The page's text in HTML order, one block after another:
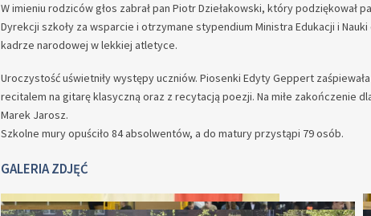
W imieniu rodziców głos zabrał pan Piotr Dziełakowski, który podziękował
Dyrekcji szkoły za wsparcie i otrzymane stypendium Ministra Edukacji i
kadrze narodowej w lekkiej atletyce.
Uroczystość uświetniły występy uczniów. Piosenki Edyty Geppert
recitalem na gitarę klasyczną oraz z recytacją poezji. Na miłe zakończenie
Marek Jarosz.
Szkolne mury opuściło 84 absolwentów, a do matury przystąpi 79 osób.
GALERIA ZDJĘĆ